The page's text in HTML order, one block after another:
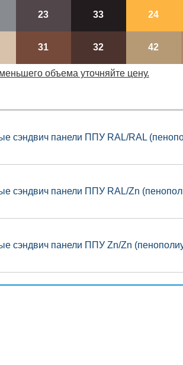
23 33 24
31 32 42
объема уточняйте цену.
сэндвич панели ППУ RAL/RAL
сэндвич панели ППУ RAL/Zn
сэндвич панели ППУ Zn/Zn